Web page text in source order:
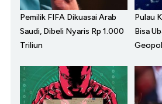
Pemilik FIFA Dikuasai Arab
Saudi, Dibeli Nyaris Rp 1.000
Triliun
Pulau
Bisa